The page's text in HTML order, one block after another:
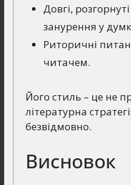
Довгі,
занурення у
Риторичні
читачем.
Його стиль – це не
літературна
безвідмовно.
Висновок